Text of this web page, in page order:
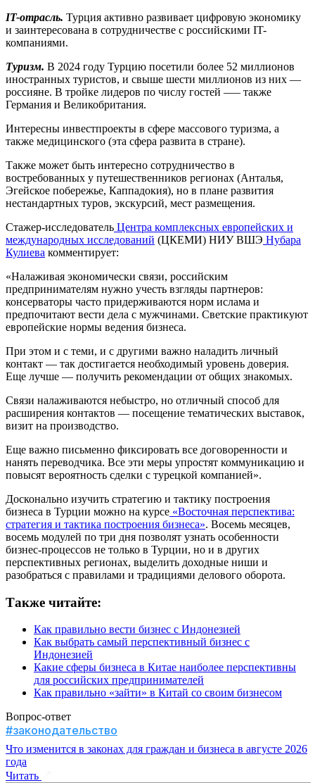
IT-отрасль. Турция активно развивает цифровую экономику
и заинтересована в сотрудничестве с российскими IT-
компаниями.
Туризм. В 2024 году Турцию посетили более 52 миллионов
иностранных туристов, и свыше шести миллионов из них —
россияне. В тройке лидеров по числу гостей –— также
Германия и Великобритания.
Интересны инвестпроекты в сфере массового туризма, а
также медицинского (эта сфера развита в стране).
Также может быть интересно сотрудничество в
востребованных у путешественников регионах (Анталья,
Эгейское побережье, Каппадокия), но в плане развития
нестандартных туров, экскурсий, мест размещения.
Стажер-исследователь Центра комплексных европейских и
международных исследований (ЦКЕМИ) НИУ ВШЭ Нубара
Кулиева комментирует:
«Налаживая экономически связи, российским
предпринимателям нужно учесть взгляды партнеров:
консерваторы часто придерживаются норм ислама и
предпочитают вести дела с мужчинами. Светские практикуют
европейские нормы ведения бизнеса.
При этом и с теми, и с другими важно наладить личный
контакт — так достигается необходимый уровень доверия.
Еще лучше — получить рекомендации от общих знакомых.
Связи налаживаются небыстро, но отличный способ для
расширения контактов — посещение тематических выставок,
визит на производство.
Еще важно письменно фиксировать все договоренности и
нанять переводчика. Все эти меры упростят коммуникацию и
повысят вероятность сделки с турецкой компанией».
Досконально изучить стратегию и тактику построения
бизнеса в Турции можно на курсе «Восточная перспектива:
стратегия и тактика построения бизнеса». Восемь месяцев,
восемь модулей по три дня позволят узнать особенности
бизнес-процессов не только в Турции, но и в других
перспективных регионах, выделить доходные ниши и
разобраться с правилами и традициями делового оборота.
Также читайте:
Как правильно вести бизнес с Индонезией
Как выбрать самый перспективный бизнес с
Индонезией
Какие сферы бизнеса в Китае наиболее перспективны
для российских предпринимателей
Как правильно «зайти» в Китай со своим бизнесом
Вопрос-ответ
#законодательство
Что изменится в законах для граждан и бизнеса в августе 2026
года
Читать